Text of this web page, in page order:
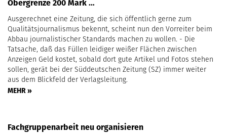
Obergrenze 200 Mark …
Ausgerechnet eine Zeitung, die sich öffentlich gerne zum
Qualitätsjournalismus bekennt, scheint nun den Vorreiter beim
Abbau journalistischer Standards machen zu wollen. - Die
Tatsache, daß das Füllen leidiger weißer Flächen zwischen
Anzeigen Geld kostet, sobald dort gute Artikel und Fotos stehen
sollen, gerät bei der Süddeutschen Zeitung (SZ) immer weiter
aus dem Blickfeld der Verlagsleitung.
MEHR »
Fachgruppenarbeit neu organisieren